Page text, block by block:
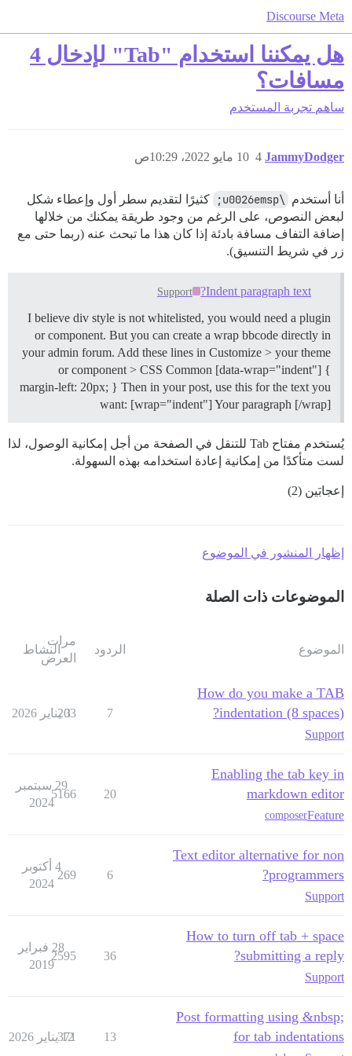
Discourse Meta
هل يمكننا استخدام "Tab" لإدخال 4
مسافات؟
ساهم تجربة المستخدم
JammyDodger 10 مايو 2022، 10:29ص 4
أنا أستخدم \u0026emsp;
كثيرًا لتقديم سطر أول وإعطاء شكل
لبعض النصوص، على الرغم من وجود طريقة يمكنك من خلالها
إضافة التفاف مسافة بادئة إذا كان هذا ما تبحث عنه (ربما حتى مع
زر في شريط التنسيق).
Indent paragraph text?
Support
I believe div style is not whitelisted, you would need a plugin
or component. But you can create a wrap bbcode directly in
your admin forum. Add these lines in Customize > your theme
or component > CSS Common [data-wrap="indent"] {
margin-left: 20px; } Then in your post, use this for the text you
want: [wrap="indent"] Your paragraph [/wrap]
يُستخدم مفتاح Tab للتنقل في الصفحة من أجل إمكانية الوصول، لذا
لست متأكدًا من إمكانية إعادة استخدامه بهذه السهولة.
إعجابَين (2)
إظهار المنشور في الموضوع
الموضوعات ذات الصلة
الموضوع الردود
مرات
العرض
النشاط
How do you make a TAB
indentation (8 spaces)?
Support
7
203
3 يناير 2026
Enabling the tab key in
markdown editor
Feature
composer
20
5166
29 سبتمبر
2024
Text editor alternative for non
programmers?
Support
6
269
4 أكتوبر
2024
How to turn off tab + space
submitting a reply?
Support
36
2595
28 فبراير
2019
Post formatting using &nbsp;
for tab indentations
13
371
12 يناير 2026